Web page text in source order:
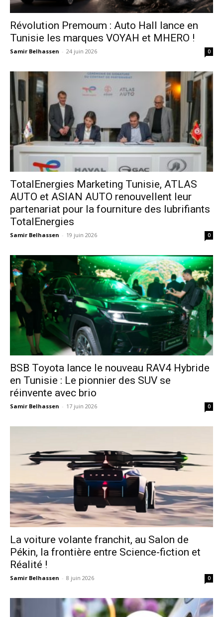
Révolution Premoum : Auto Hall lance en
Tunisie les marques VOYAH et MHERO !
Samir Belhassen - 24 juin 2026 0
TotalEnergies Marketing Tunisie, ATLAS
AUTO et ASIAN AUTO renouvellent leur
partenariat pour la fourniture des lubrifiants
TotalEnergies
Samir Belhassen - 19 juin 2026 0
​BSB Toyota lance le nouveau RAV4 Hybride
en Tunisie : Le pionnier des SUV se
réinvente avec brio
Samir Belhassen - 17 juin 2026 0
La voiture volante franchit, au Salon de
Pékin, la frontière entre Science-fiction et
Réalité !
Samir Belhassen - 8 juin 2026 0